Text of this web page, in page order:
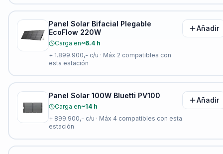
Panel Solar Bifacial Plegable
EcoFlow 220W
Carga en~6.4 h
+ 1.899.900,- c/u · Máx 2 compatibles con
esta estación
Añadir
Panel Solar 100W Bluetti PV100
Carga en~14 h
+ 899.900,- c/u · Máx 4 compatibles con esta
estación
Añadir